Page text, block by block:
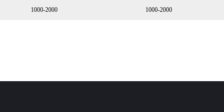
1000-2000 1000-2000